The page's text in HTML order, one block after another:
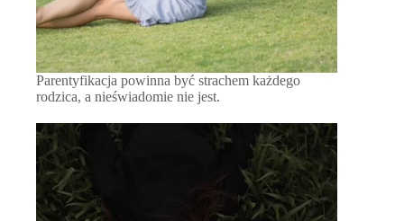
Parentyfikacja powinna być strachem każdego
rodzica, a nieświadomie nie jest.